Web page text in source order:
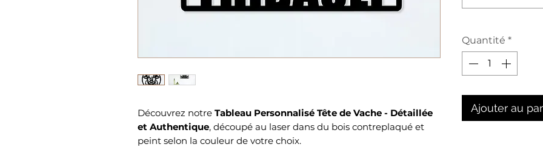
Découvrez notre Tableau Personnalisé Tête de Vache - Détaillée
et Authentique, découpé au laser dans du bois contreplaqué et
peint selon la couleur de votre choix.
Quantité *
Ajouter au